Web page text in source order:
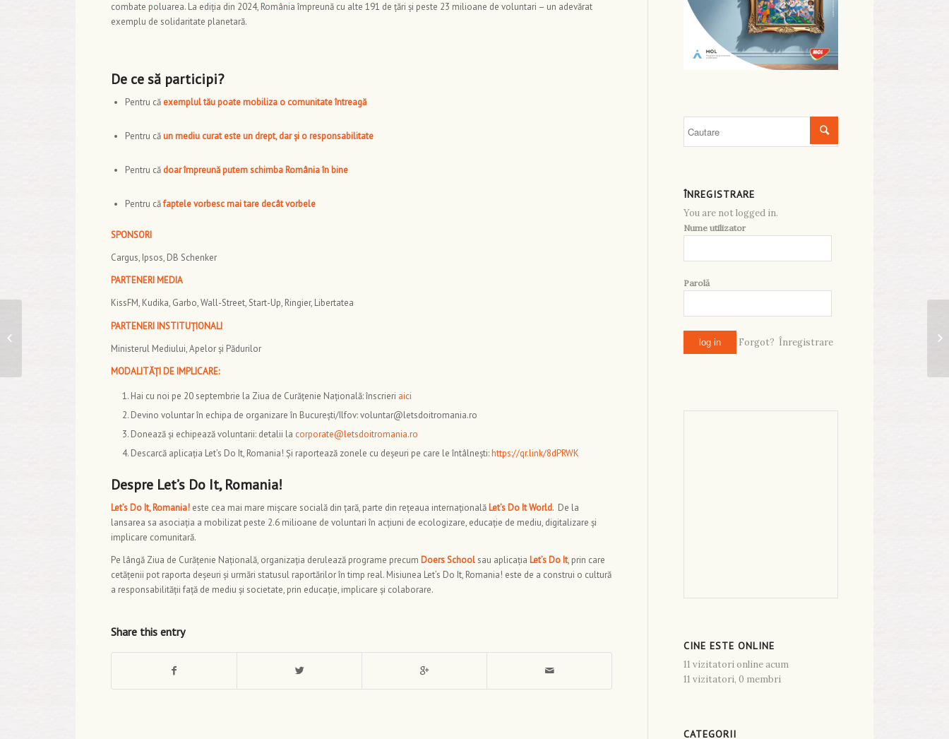
combate poluarea. La ediția din 2024, România împreună cu alte 191 de țări și peste 23 milioane de voluntari – un adevărat
exemplu de solidaritate planetară.
De ce să participi?
Pentru că exemplul tău poate mobiliza o comunitate întreagă
Pentru căun mediu curat este un drept, dar și o responsabilitate
Pentru că doar împreună putem schimba România în bine
Pentru căfaptele vorbesc mai tare decât vorbele
SPONSORI
Cargus, Ipsos, DB Schenker
PARTENERI MEDIA
KissFM, Kudika, Garbo, Wall-Street, Start-Up, Ringier, Libertatea
PARTENERI INSTITUȚIONALI
Ministerul Mediului, Apelor și Pădurilor
MODALITĂȚI DE IMPLICARE:
Hai cu noi pe 20 septembrie la Ziua de Curățenie Națională: înscrieri aici
Devino voluntar în echipa de organizare în București/Ilfov: voluntar@letsdoitromania.ro
Donează și echipează voluntarii: detalii la corporate@letsdoitromania.ro
Descarcă aplicația Let’s Do It, Romania! Și raportează zonele cu deșeuri pe care le întâlnești:https://qr.link/8dPRWK
Despre Let’s Do It, Romania!
Let’s Do It, Romania! este cea mai mare mișcare socială din țară, parte din rețeaua internațională Let’s Do It World. De la
lansarea sa asociația a mobilizat peste 2.6 milioane de voluntari în acțiuni de ecologizare, educație de mediu, digitalizare și
implicare comunitară.
Pe lângă Ziua de Curățenie Națională, organizația derulează programe precum Doers Schoolsau aplicația Let’s Do It, prin care
cetățenii pot raporta deșeuri și urmări statusul raportărilor în timp real. Misiunea Let’s Do It, Romania! este de a construi o cultură
a responsabilității față de mediu și societate, prin educație, implicare și colaborare.
Share this entry
ÎNREGISTRARE
You are not logged in.
Nume utilizator
Parolă
Forgot? Înregistrare
CINE ESTE ONLINE
11 vizitatori online acum
11 vizitatori, 0 membri
CATEGORII